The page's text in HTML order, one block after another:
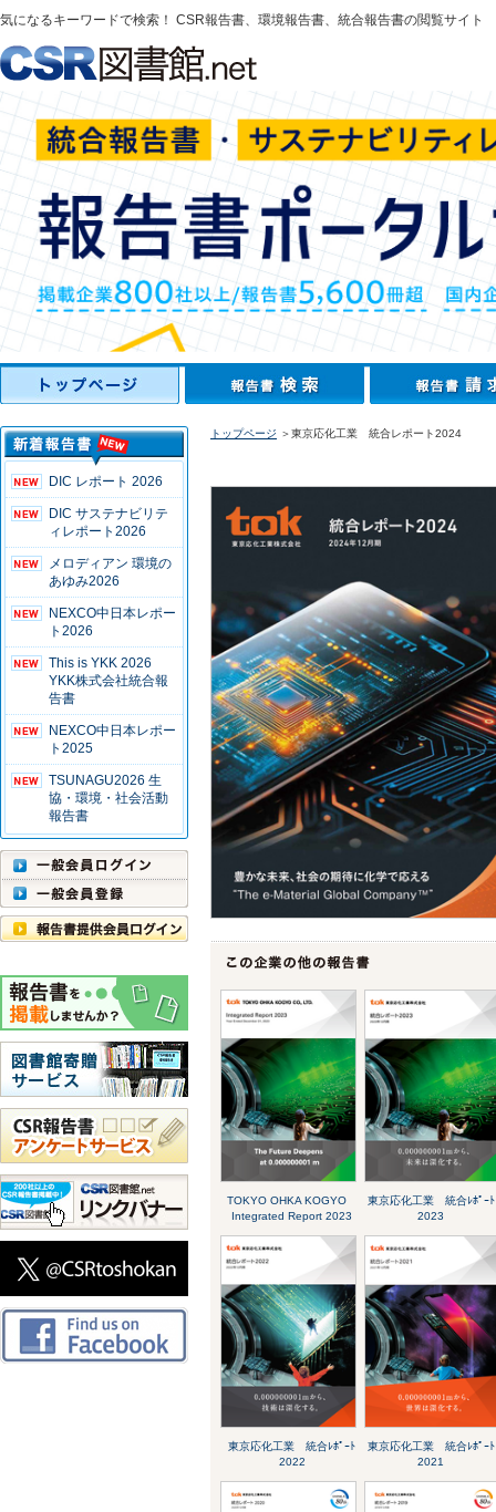
気になるキーワードで検索！ CSR報告書、環境報告書、統合報告書の閲覧サイト
DIC レポート 2026
DIC サステナビリテ
ィレポート2026
メロディアン 環境の
あゆみ2026
NEXCO中日本レポー
ト2026
This is YKK 2026
YKK株式会社統合報
告書
NEXCO中日本レポー
ト2025
TSUNAGU2026 生
協・環境・社会活動
報告書
トップページ ＞東京応化工業 統合レポート2024
TOKYO OHKA KOGYO
Integrated Report 2023
東京応化工業 統合ﾚﾎﾟｰﾄ
2023
東京応化工業 統合ﾚﾎﾟｰﾄ
2022
東京応化工業 統合ﾚﾎﾟｰﾄ
2021